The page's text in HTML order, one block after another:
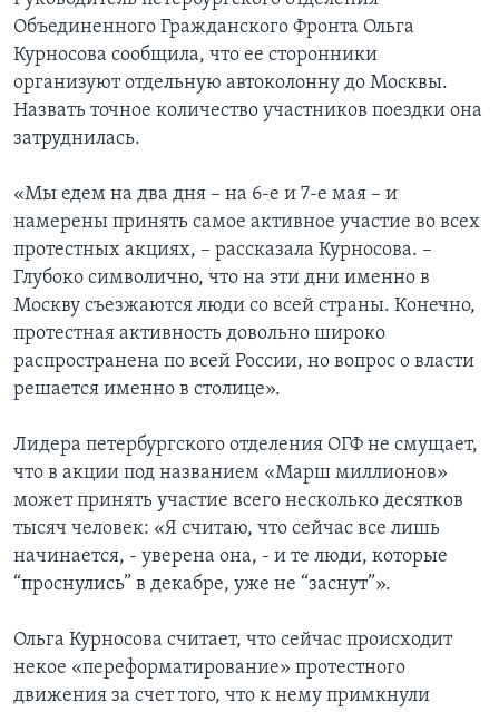
Объединенного Гражданского Фронта Ольга
Курносова сообщила, что ее сторонники
организуют отдельную автоколонну до Москвы.
Назвать точное количество участников поездки она
затруднилась.
«Мы едем на два дня – на 6-е и 7-е мая – и
намерены принять самое активное участие во всех
протестных акциях, – рассказала Курносова. –
Глубоко символично, что на эти дни именно в
Москву съезжаются люди со всей страны. Конечно,
протестная активность довольно широко
распространена по всей России, но вопрос о власти
решается именно в столице».
Лидера петербургского отделения ОГФ не смущает,
что в акции под названием «Марш миллионов»
может принять участие всего несколько десятков
тысяч человек: «Я считаю, что сейчас все лишь
начинается, - уверена она, - и те люди, которые
“проснулись” в декабре, уже не “заснут”».
Ольга Курносова считает, что сейчас происходит
некое «переформатирование» протестного
движения за счет того, что к нему примкнули